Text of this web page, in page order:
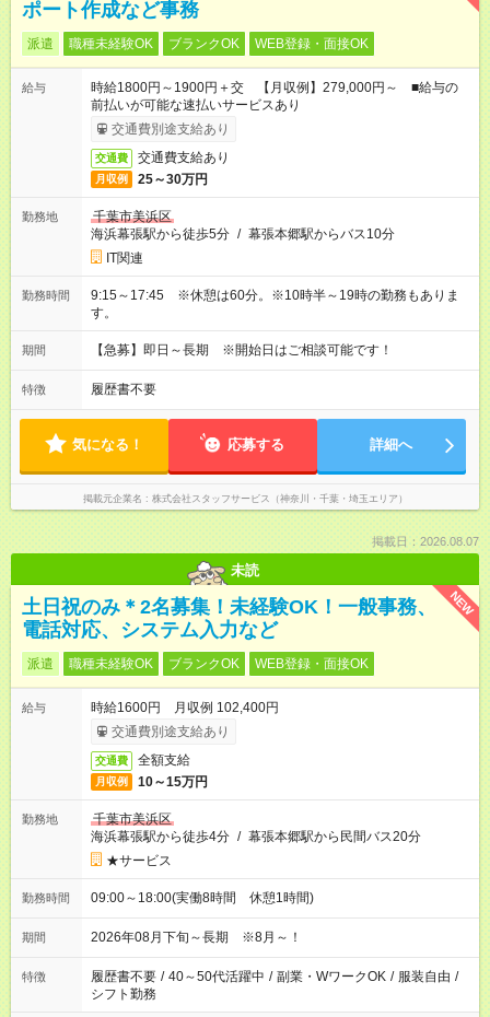
ポート作成など事務
派遣 職種未経験OK ブランクOK WEB登録・面接OK
給与
時給1800円～1900円＋交 【月収例】279,000円～ ■給与の
前払いが可能な速払いサービスあり
交通費別途支給あり
交通費 交通費支給あり
月収例 25～30万円
勤務地
千葉市美浜区
海浜幕張駅から徒歩5分 / 幕張本郷駅からバス10分
IT関連
勤務時間
9:15～17:45 ※休憩は60分。※10時半～19時の勤務もありま
す。
期間 【急募】即日～長期 ※開始日はご相談可能です！
特徴 履歴書不要
気になる！ 応募する 詳細へ
掲載元企業名 株式会社スタッフサービス（神奈川・千葉・埼玉エリア）
掲載日：2026.08.07
未読
NEW
土日祝のみ＊2名募集！未経験OK！一般事務、
電話対応、システム入力など
派遣 職種未経験OK ブランクOK WEB登録・面接OK
給与
時給1600円 月収例 102,400円
交通費別途支給あり
交通費 全額支給
月収例 10～15万円
勤務地
千葉市美浜区
海浜幕張駅から徒歩4分 / 幕張本郷駅から民間バス20分
★サービス
勤務時間 09:00～18:00(実働8時間 休憩1時間)
期間 2026年08月下旬～長期 ※8月～！
特徴 履歴書不要 / 40～50代活躍中 / 副業・WワークOK / 服装自由 /
シフト勤務